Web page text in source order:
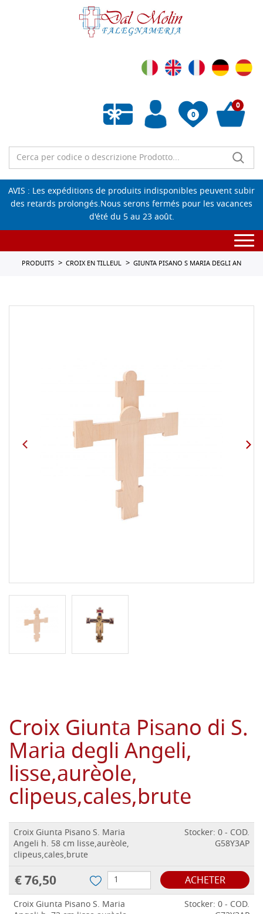
0
Liste de souhaits vide
0
AVIS : Les expéditions de produits indisponibles peuvent subir
des retards prolongés.Nous serons fermés pour les vacances
d'été du 5 au 23 août.
PRODUITS CROIX EN TILLEUL GIUNTA PISANO S MARIA DEGLI AN
Croix Giunta Pisano di S.
Maria degli Angeli,
lisse,aurèole,
clipeus,cales,brute
Croix Giunta Pisano S. Maria
Angeli h. 58 cm lisse,aurèole,
clipeus,cales,brute
Stocker: 0 - COD.
G58Y3AP
€ 76,50 ACHETER
Croix Giunta Pisano S. Maria
Stocker: 0 - COD.